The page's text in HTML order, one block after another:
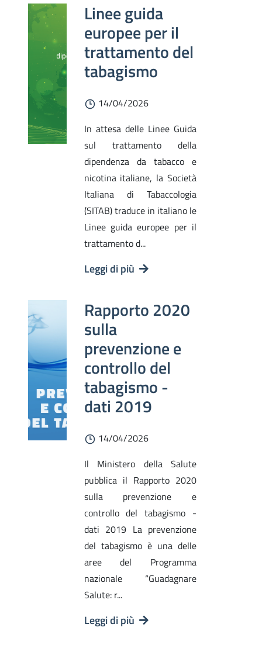
Linee guida
europee per il
trattamento del
tabagismo
14/04/2026
In attesa delle Linee Guida
sul trattamento della
dipendenza da tabacco e
nicotina italiane, la Società
Italiana di Tabaccologia
(SITAB) traduce in italiano le
Linee guida europee per il
trattamento d...
Leggi di più
Rapporto 2020
sulla
prevenzione e
controllo del
tabagismo -
dati 2019
14/04/2026
Il Ministero della Salute
pubblica il Rapporto 2020
sulla prevenzione e
controllo del tabagismo -
dati 2019 La prevenzione
del tabagismo è una delle
aree del Programma
nazionale “Guadagnare
Salute: r...
Leggi di più